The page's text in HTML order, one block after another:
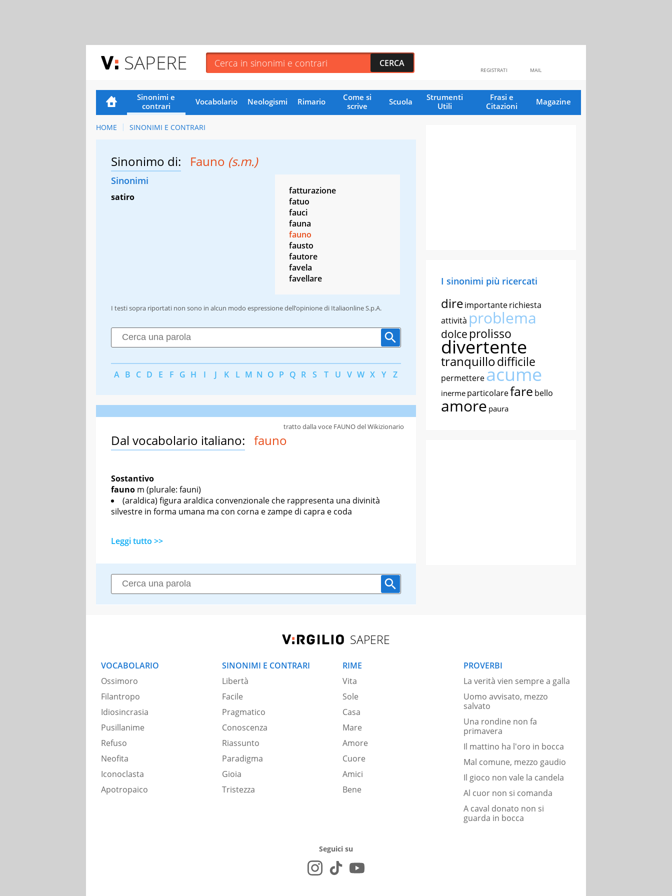
SAPERE MAIL
REGISTRATI
Sinonimi e
contrari
Vocabolario Neologismi Rimario
Come si
scrive
Scuola
Strumenti
Utili
Frasi e
Citazioni
Magazine
HOME SINONIMI E CONTRARI
Sinonimo di: Fauno (s.m.)
Sinonimi
satiro
fatturazione
fatuo
fauci
fauna
fauno
fausto
fautore
favela
favellare
I testi sopra riportati non sono in alcun modo espressione dell’opinione di Italiaonline S.p.A.
A B C D E F G H I J K L M N O P Q R S T U V W X Y Z
Dal vocabolario italiano: fauno
Sostantivo
fauno m (plurale: fauni)
(araldica) figura araldica convenzionale che rappresenta una divinità
silvestre in forma umana ma con corna e zampe di capra e coda
Leggi tutto >>
tratto dalla voce FAUNO del Wikizionario
I sinonimi più ricercati
direimportanterichiesta
attività problema
dolce prolisso
divertente
tranquillodifficile
permettereacume
inerme particolarefare bello
amore paura
SAPERE
VOCABOLARIO
Ossimoro
Filantropo
Idiosincrasia
Pusillanime
Refuso
Neofita
Iconoclasta
Apotropaico
SINONIMI E CONTRARI
Libertà
Facile
Pragmatico
Conoscenza
Riassunto
Paradigma
Gioia
Tristezza
RIME
Vita
Sole
Casa
Mare
Amore
Cuore
Amici
Bene
PROVERBI
La verità vien sempre a galla
Uomo avvisato, mezzo
salvato
Una rondine non fa
primavera
Il mattino ha l'oro in bocca
Mal comune, mezzo gaudio
Il gioco non vale la candela
Al cuor non si comanda
A caval donato non si
guarda in bocca
Seguici su